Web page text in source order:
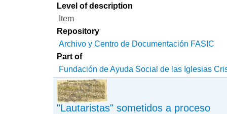
Level of description
Item
Repository
Archivo y Centro de Documentación FASIC
Part of
Fundación de Ayuda Social de las Iglesias
"Lautaristas" sometidos a proceso